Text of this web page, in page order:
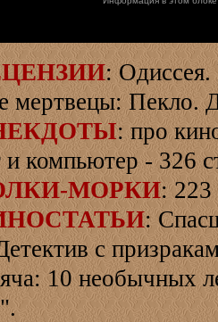
:
мертвецы: Пекло.
: про
и компьютер - 326
МОРКИ: 223
:
с
10 необычных